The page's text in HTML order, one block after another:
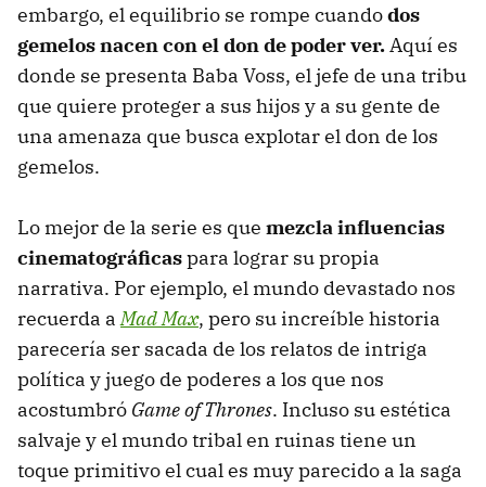
embargo, el equilibrio se rompe cuandodos
gemelos nacen con el don de poder ver.Aquí es
donde se presenta Baba Voss, el jefe de una tribu
que quiere proteger a sus hijos y a su gente de
una amenaza que busca explotar el don de los
gemelos.
Lo mejor de la serie es que mezcla influencias
cinematográficaspara lograr su propia
narrativa. Por ejemplo, el mundo devastado nos
recuerda aMad Max, pero su increíble historia
parecería ser sacada de los relatos de intriga
política y juego de poderes a los que nos
acostumbró Game of Thrones. Incluso su estética
salvaje y el mundo tribal en ruinas tiene un
toque primitivo el cual es muy parecido a la saga